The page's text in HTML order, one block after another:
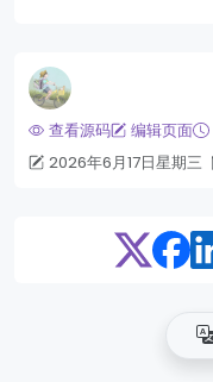
查看源码 编辑页面
2026年6月17日星期三